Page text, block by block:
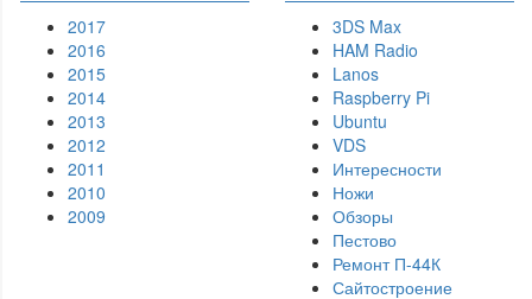
2017
2016
2015
2014
2013
2012
2011
2010
2009
3DS Max
HAM Radio
Lanos
Raspberry Pi
Ubuntu
VDS
Интересности
Ножи
Обзоры
Пестово
Ремонт П-44К
Сайтостроение